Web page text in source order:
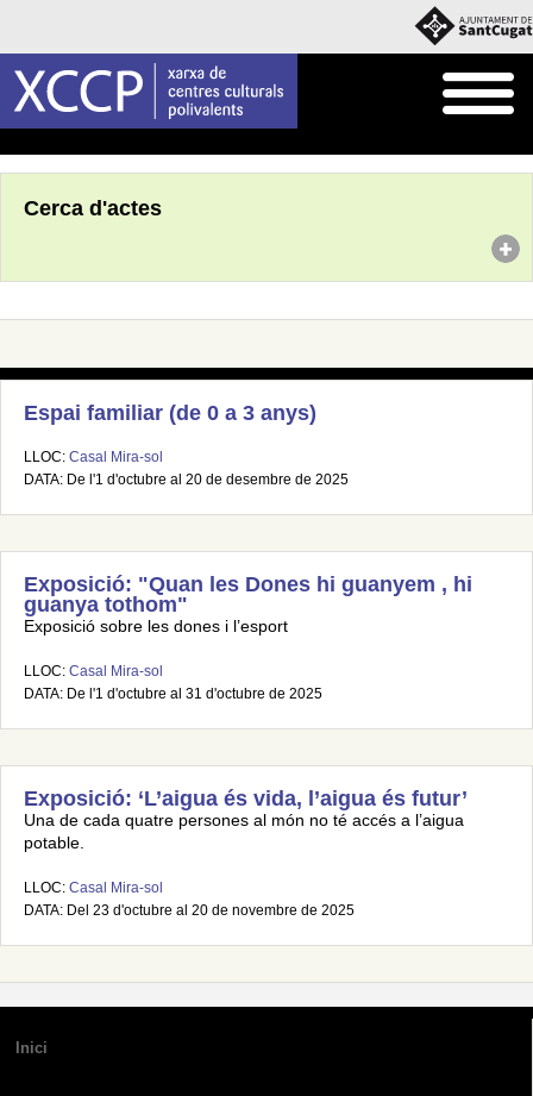
Cerca d'actes
Espai familiar (de 0 a 3 anys)
LLOC: Casal Mira-sol
DATA: De l'1 d'octubre al 20 de desembre de 2025
Exposició: "Quan les Dones hi guanyem , hi
guanya tothom"
Exposició sobre les dones i l’esport
LLOC: Casal Mira-sol
DATA: De l'1 d'octubre al 31 d'octubre de 2025
Exposició: ‘L’aigua és vida, l’aigua és futur’
Una de cada quatre persones al món no té accés a l’aigua
potable.
LLOC: Casal Mira-sol
DATA: Del 23 d'octubre al 20 de novembre de 2025
Inici